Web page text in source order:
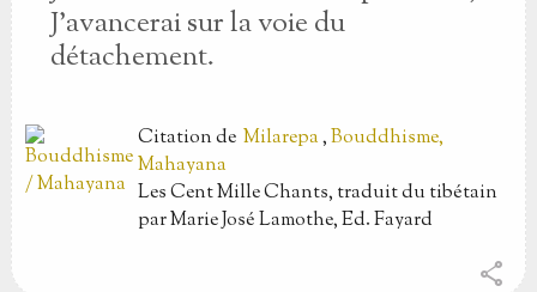
J’avancerai sur la voie du
détachement.
Citationde Milarepa,Bouddhisme,
Mahayana
Les Cent Mille Chants, traduit du tibétain
par Marie José Lamothe, Ed. Fayard
share